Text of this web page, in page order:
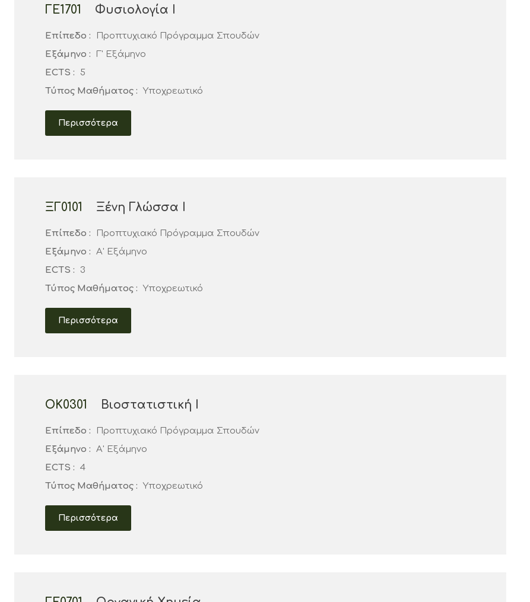
ΓΕ1701 Φυσιολογία Ι
Επίπεδο :
Προπτυχιακό Πρόγραμμα Σπουδών
Εξάμηνο :
Γ' Εξάμηνο
ECTS :
5
Τύπος Μαθήματος : Υποχρεωτικό
Περισσότερα
ΞΓ0101 Ξένη Γλώσσα Ι
Επίπεδο :
Προπτυχιακό Πρόγραμμα Σπουδών
Εξάμηνο : Α' Εξάμηνο
ECTS :
3
Τύπος Μαθήματος : Υποχρεωτικό
Περισσότερα
ΟΚ0301 Βιοστατιστική Ι
Επίπεδο :
Προπτυχιακό Πρόγραμμα Σπουδών
Εξάμηνο : Α' Εξάμηνο
ECTS : 4
Τύπος Μαθήματος : Υποχρεωτικό
Περισσότερα